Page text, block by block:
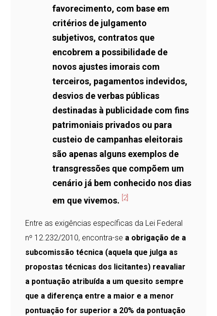
favorecimento, com base em
critérios de julgamento
subjetivos, contratos que
encobrem a possibilidade de
novos ajustes imorais com
terceiros, pagamentos indevidos,
desvios de verbas públicas
destinadas à publicidade com fins
patrimoniais privados ou para
custeio de campanhas eleitorais
são apenas alguns exemplos de
transgressões que compõem um
cenário já bem conhecido nos dias
em que vivemos. [2]
Entre as exigências específicas da Lei Federal
nº 12.232/2010, encontra-se a obrigação de a
subcomissão técnica (aquela que julga as
propostas técnicas dos licitantes) reavaliar
a pontuação atribuída a um quesito sempre
que a diferença entre a maior e a menor
pontuação for superior a 20% da pontuação